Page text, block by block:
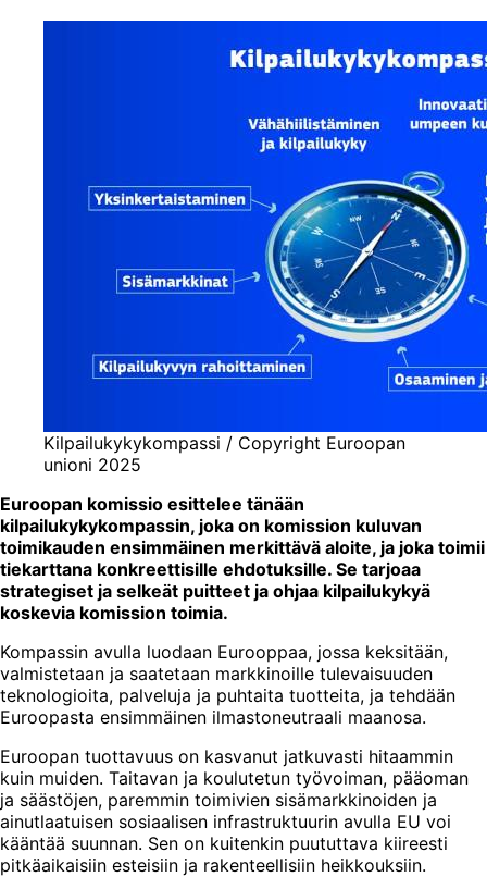
Kilpailukykykompassi / Copyright Euroopan
unioni 2025
Euroopan komissio esittelee tänään
kilpailukykykompassin, joka on komission kuluvan
toimikauden ensimmäinen merkittävä aloite, ja joka toimii
tiekarttana konkreettisille ehdotuksille. Se tarjoaa
strategiset ja selkeät puitteet ja ohjaa kilpailukykyä
koskevia komission toimia.
Kompassin avulla luodaan Eurooppaa, jossa keksitään,
valmistetaan ja saatetaan markkinoille tulevaisuuden
teknologioita, palveluja ja puhtaita tuotteita, ja tehdään
Euroopasta ensimmäinen ilmastoneutraali maanosa.
Euroopan tuottavuus on kasvanut jatkuvasti hitaammin
kuin muiden. Taitavan ja koulutetun työvoiman, pääoman
ja säästöjen, paremmin toimivien sisämarkkinoiden ja
ainutlaatuisen sosiaalisen infrastruktuurin avulla EU voi
kääntää suunnan. Sen on kuitenkin puututtava kiireesti
pitkäaikaisiin esteisiin ja rakenteellisiin heikkouksiin.